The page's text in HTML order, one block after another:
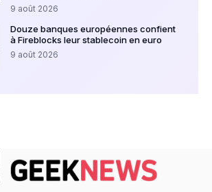
9 août 2026
Douze banques européennes confient
à Fireblocks leur stablecoin en euro
9 août 2026